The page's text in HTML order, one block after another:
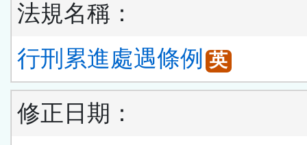
法規名稱：
行刑累進處遇條例 英
修正日期：